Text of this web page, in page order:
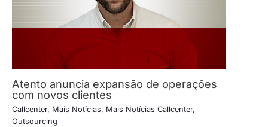
Atento anuncia expansão de operações
com novos clientes
Callcenter, Mais Notícias, Mais Notícias Callcenter,
Outsourcing